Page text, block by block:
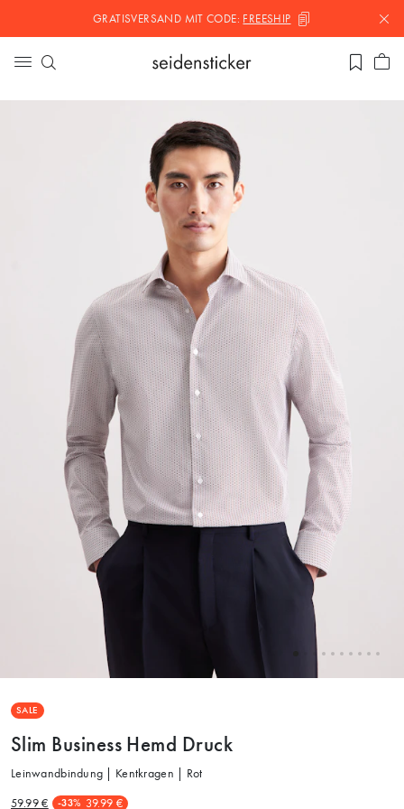
GRATISVERSAND MITCODE: FREESHIP
SALE
Slim Business Hemd Druck
Leinwandbindung | Kentkragen | Rot
59.99 € -33% 39.99 €